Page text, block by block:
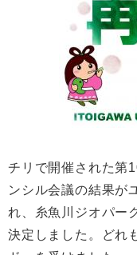
チリで開催された第
ンシル会議の結果が
れ、糸魚川ジオパー
決定しました。どれ